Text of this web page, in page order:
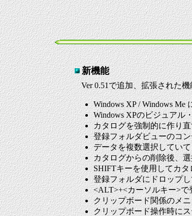
新機能
Ver 0.51で追加、拡張された機
Windows XP / Windows Me
Windows XPのビジュアル
カタログを強制的に作り
登録フォルダビューのコ
データを複数選択してい
カタログからの削除後、
SHIFTキーを使用してカ
登録フォルダにドロップ
<ALT>+<カーソルキー>
クリップボード関係のメ
クリップボード操作時に